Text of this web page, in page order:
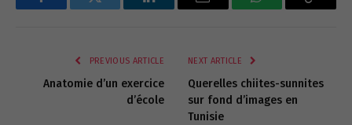
FacebookTwitter LinkedInEmail WhatsAppCopy
PREVIOUS ARTICLE
Anatomie d’un exercice
d’école
NEXT ARTICLE
Querelles chiites-sunnites
sur fond d’images en
Tunisie